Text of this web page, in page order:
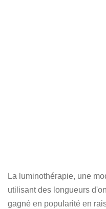
La luminothérapie, une
utilisant des longueurs
gagné en popularité en